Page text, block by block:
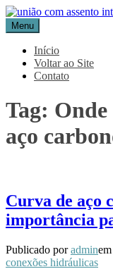
Pular
para
o
conteúdo
Blog Aceflan
Líder em Acessórios
Menu
Início
Voltar ao Site
Contato
Tag:
aço
Curva de aço
importância
Publicado poradminem
conexões hidráulicas